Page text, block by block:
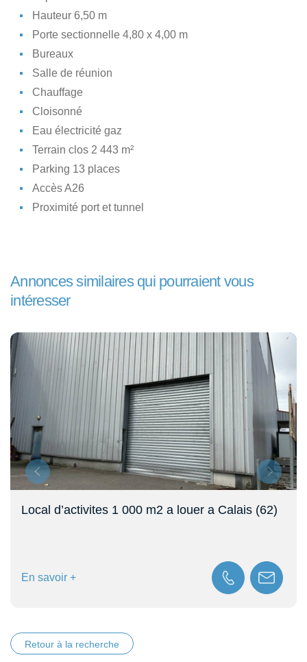
Hauteur 6,50 m
Porte sectionnelle 4,80 x 4,00 m
Bureaux
Salle de réunion
Chauffage
Cloisonné
Eau électricité gaz
Terrain clos 2 443 m²
Parking 13 places
Accès A26
Proximité port et tunnel
Annonces similaires qui pourraient vous
intéresser
Local d’activités de 510 m² à louer à Coquelles
En savoir +
Retour à la recherche